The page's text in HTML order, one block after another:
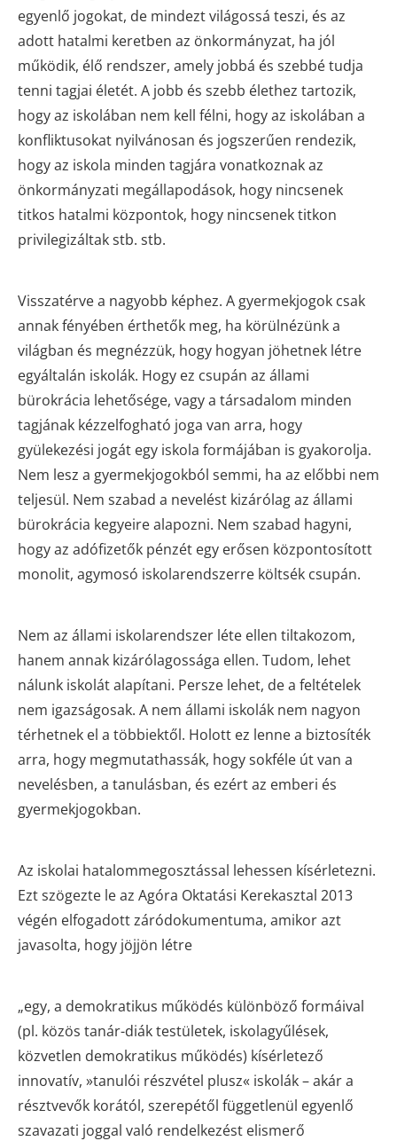
egyenlő jogokat, de mindezt világossá teszi, és az
adott hatalmi keretben az önkormányzat, ha jól
működik, élő rendszer, amely jobbá és szebbé tudja
tenni tagjai életét. A jobb és szebb élethez tartozik,
hogy az iskolában nem kell félni, hogy az iskolában a
konfliktusokat nyilvánosan és jogszerűen rendezik,
hogy az iskola minden tagjára vonatkoznak az
önkormányzati megállapodások, hogy nincsenek
titkos hatalmi központok, hogy nincsenek titkon
privilegizáltak stb. stb.
Visszatérve a nagyobb képhez. A gyermekjogok csak
annak fényében érthetők meg, ha körülnézünk a
világban és megnézzük, hogy hogyan jöhetnek létre
egyáltalán iskolák. Hogy ez csupán az állami
bürokrácia lehetősége, vagy a társadalom minden
tagjának kézzelfogható joga van arra, hogy
gyülekezési jogát egy iskola formájában is gyakorolja.
Nem lesz a gyermekjogokból semmi, ha az előbbi nem
teljesül. Nem szabad a nevelést kizárólag az állami
bürokrácia kegyeire alapozni. Nem szabad hagyni,
hogy az adófizetők pénzét egy erősen központosított
monolit, agymosó iskolarendszerre költsék csupán.
Nem az állami iskolarendszer léte ellen tiltakozom,
hanem annak kizárólagossága ellen. Tudom, lehet
nálunk iskolát alapítani. Persze lehet, de a feltételek
nem igazságosak. A nem állami iskolák nem nagyon
térhetnek el a többiektől. Holott ez lenne a biztosíték
arra, hogy megmutathassák, hogy sokféle út van a
nevelésben, a tanulásban, és ezért az emberi és
gyermekjogokban.
Az iskolai hatalommegosztással lehessen kísérletezni.
Ezt szögezte le az Agóra Oktatási Kerekasztal 2013
végén elfogadott záródokumentuma, amikor azt
javasolta, hogy jöjjön létre
„egy, a demokratikus működés különböző formáival
(pl. közös tanár-diák testületek, iskolagyűlések,
közvetlen demokratikus működés) kísérletező
innovatív, »tanulói részvétel plusz« iskolák – akár a
résztvevők korától, szerepétől függetlenül egyenlő
szavazati joggal való rendelkezést elismerő